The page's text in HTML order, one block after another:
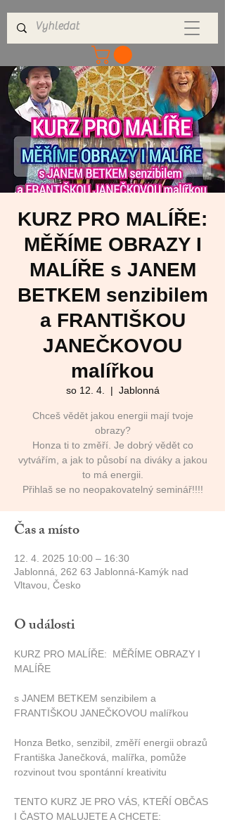
KURZ PRO MALÍŘE:
MĚŘÍME OBRAZY I
MALÍŘE s JANEM
BETKEM senzibilem
a FRANTIŠKOU
JANEČKOVOU
malířkou
so 12. 4.
  |
Jablonná
Chceš vědět jakou energii mají tvoje
obrazy?
Honza ti to změří. Je dobrý vědět co
vytvářím, a jak to působí na diváky a jakou
to má energii.
Přihlaš se no neopakovatelný seminář!!!!
Čas a místo
12. 4. 2025 10:00 – 16:30
Jablonná, 262 63 Jablonná-Kamýk nad
Vltavou, Česko
O události
KURZ PRO MALÍŘE:  MĚŘÍME OBRAZY I
MALÍŘE
s JANEM BETKEM senzibilem a
FRANTIŠKOU JANEČKOVOU malířkou
Honza Betko, senzibil, změří energii obrazů
Františka Janečková, malířka, pomůže
rozvinout tvou spontánní kreativitu
TENTO KURZ JE PRO VÁS, KTEŘÍ OBČAS
I ČASTO MALUJETE A CHCETE: